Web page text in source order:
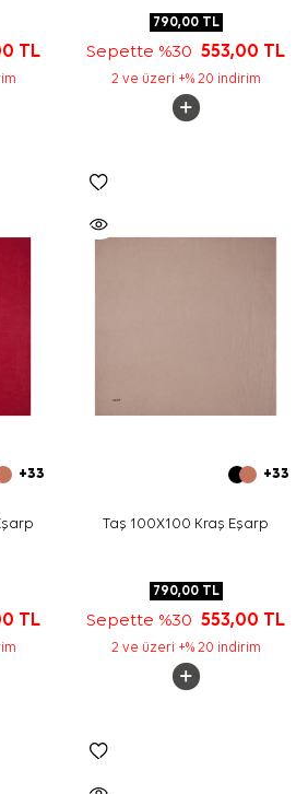
TL
790,00TL
Sepette %30 553,00 TL
2 ve üzeri +% 20 indirim
+33
TL
+33
Taş 100X100 Kraş Eşarp
790,00TL
Sepette %30 553,00 TL
2 ve üzeri +% 20 indirim